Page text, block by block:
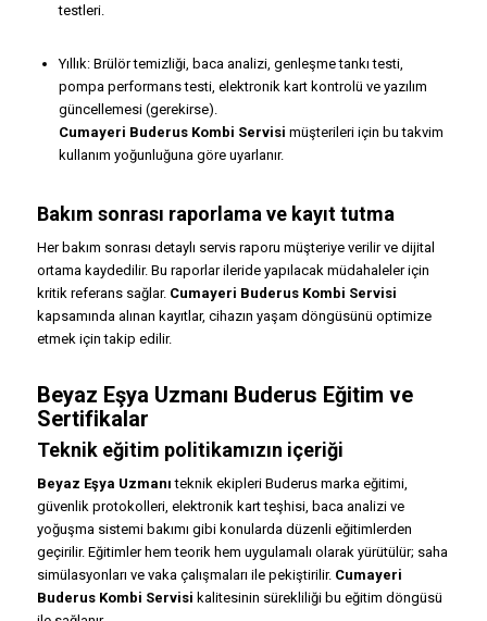
testleri.
Yıllık: Brülör temizliği, baca analizi, genleşme tankı testi,
pompa performans testi, elektronik kart kontrolü ve yazılım
güncellemesi (gerekirse).
Cumayeri Buderus Kombi Servisi müşterileri için bu takvim
kullanım yoğunluğuna göre uyarlanır.
Bakım sonrası raporlama ve kayıt tutma
Her bakım sonrası detaylı servis raporu müşteriye verilir ve dijital
ortama kaydedilir. Bu raporlar ileride yapılacak müdahaleler için
kritik referans sağlar. Cumayeri Buderus Kombi Servisi
kapsamında alınan kayıtlar, cihazın yaşam döngüsünü optimize
etmek için takip edilir.
Beyaz Eşya Uzmanı Buderus Eğitim ve
Sertifikalar
Teknik eğitim politikamızın içeriği
Beyaz Eşya Uzmanı teknik ekipleri Buderus marka eğitimi,
güvenlik protokolleri, elektronik kart teşhisi, baca analizi ve
yoğuşma sistemi bakımı gibi konularda düzenli eğitimlerden
geçirilir. Eğitimler hem teorik hem uygulamalı olarak yürütülür; saha
simülasyonları ve vaka çalışmaları ile pekiştirilir. Cumayeri
Buderus Kombi Servisi kalitesinin sürekliliği bu eğitim döngüsü